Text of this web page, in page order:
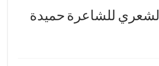
الشعري للشاعرة حميدة